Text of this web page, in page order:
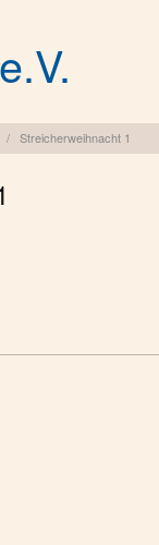
/ Streicherweihnacht 1